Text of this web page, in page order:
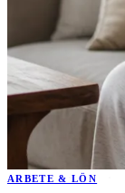
ARBETE & LÖN